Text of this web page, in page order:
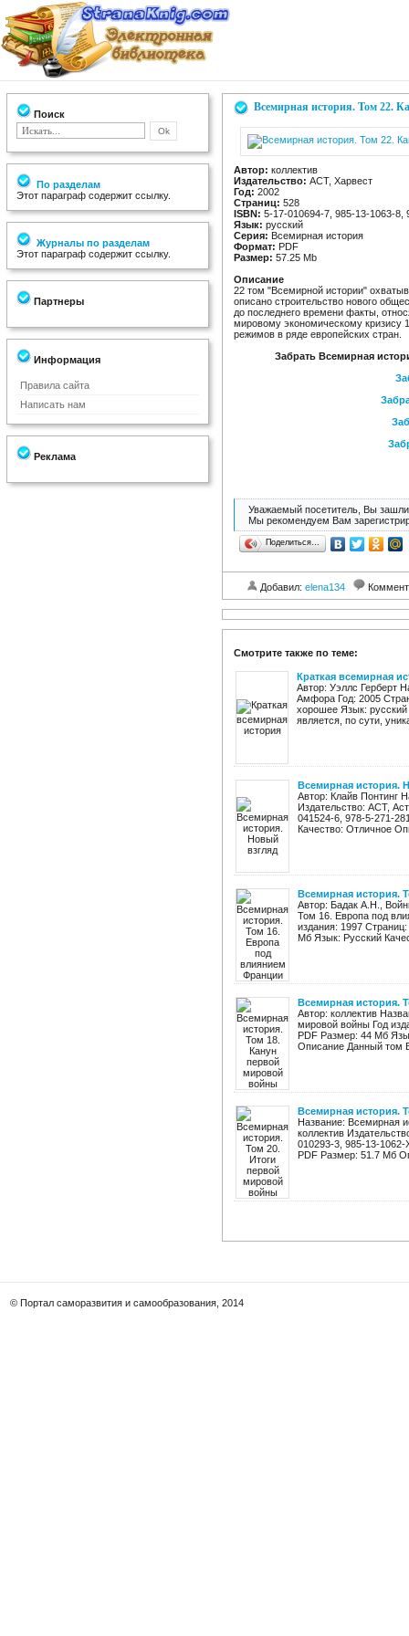
Поиск
По разделам
Этот параграф содержит ссылку.
Журналы по разделам
Этот параграф содержит ссылку.
Партнеры
Информация
Правила сайта
Написать нам
Реклама
Всемирная история. Том 22.
Автор: коллектив
Издательство: АСТ, Харвест
Год: 2002
Страниц: 528
ISBN: 5-17-010694-7, 985-13-1063-8,
Язык: русский
Серия: Всемирная история
Формат: PDF
Размер: 57.25 Mb
Описание
22 том "Всемирной истории"
описано строительство нового
до последнего времени факты,
мировому экономическому кризису
режимов в ряде европейских стран.
Забрать Всемирная
Уважаемый посетитель, Вы зашли
Мы рекомендуем Вам
Поделиться…
Добавил: elena134
Смотрите также по теме:
Краткая всемирная
Автор: Уэллс Герберт
Амфора Год: 2005
хорошее Язык: русский
является, по сути,
Всемирная история.
Автор: Клайв Понтинг
Издательство: АСТ,
041524-6, 978-5-271-
Качество: Отличное
Всемирная история.
Автор: Бадак А.Н.,
Том 16. Европа под
издания: 1997
Мб Язык: Русский
Всемирная история.
Автор: коллектив
мировой войны Год
PDF Размер: 44 Мб
Описание Данный том
Всемирная история.
Название: Всемирная
коллектив
010293-3, 985-13-
PDF Размер: 51.7 Мб
© Портал саморазвития и самообразования, 2014